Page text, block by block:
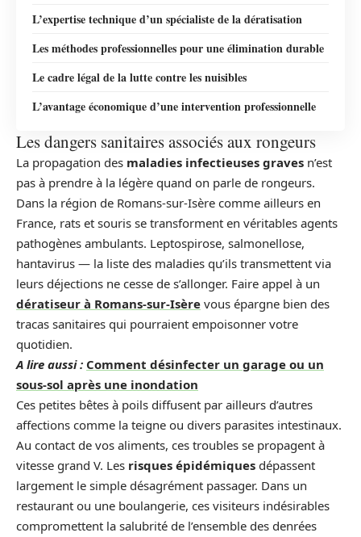
L’expertise technique d’un spécialiste de la dératisation
Les méthodes professionnelles pour une élimination durable
Le cadre légal de la lutte contre les nuisibles
L’avantage économique d’une intervention professionnelle
Les dangers sanitaires associés aux rongeurs
La propagation des maladies infectieuses graves n’est
pas à prendre à la légère quand on parle de rongeurs.
Dans la région de Romans-sur-Isère comme ailleurs en
France, rats et souris se transforment en véritables agents
pathogènes ambulants. Leptospirose, salmonellose,
hantavirus — la liste des maladies qu’ils transmettent via
leurs déjections ne cesse de s’allonger. Faire appel à un
dératiseur à Romans-sur-Isère vous épargne bien des
tracas sanitaires qui pourraient empoisonner votre
quotidien.
A lire aussi : Comment désinfecter un garage ou un
sous-sol après une inondation
Ces petites bêtes à poils diffusent par ailleurs d’autres
affections comme la teigne ou divers parasites intestinaux.
Au contact de vos aliments, ces troubles se propagent à
vitesse grand V. Les risques épidémiques dépassent
largement le simple désagrément passager. Dans un
restaurant ou une boulangerie, ces visiteurs indésirables
compromettent la salubrité de l’ensemble des denrées